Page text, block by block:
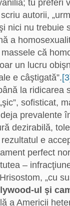
tu preferi
autorii,
nici nu trebuie
a
că
un lucru
e câştigată”.
la ridicarea
sofisticat,
prevalente
dezirabilă,
e
perfect
–
„cu
ul şi
a Americii